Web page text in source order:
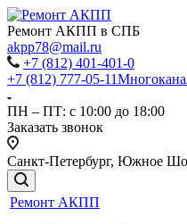
Ремонт АКПП в СПБ
akpp78@mail.ru
+7 (812) 401-401-0
+7 (812) 777-05-11
ПН – ПТ: с 10:00 до 18:00
Заказать звонок
Санкт-Петербург, Южное
Ремонт АКПП